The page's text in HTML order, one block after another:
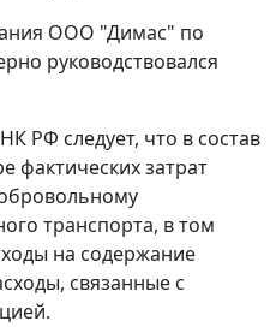
ООО "Димас" по
руководствовался
НК РФ следует, что в состав
фактических затрат
транспорта, в том
на содержание
связанные с